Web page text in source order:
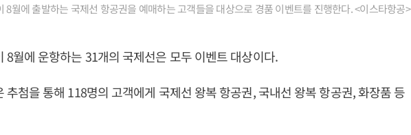
월에 출발하는 국제선 항공권을 예매하는 고객들을 대상으로 경품 이벤트를 진행한다. <이스타항공>
8월에 운항하는 31개의 국제선은 모두 이벤트 대상이다.
추첨을 통해 118명의 고객에게 국제선 왕복 항공권, 국내선 왕복 항공권, 화장품 등